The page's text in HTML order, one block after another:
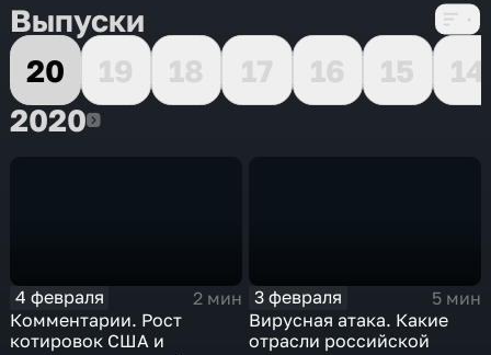
Выпуски
20
19 18 17 16 15
14
20202020
4 февраля
2 мин
Комментарии. Рост
котировок США и
3 февраля
5 мин
Вирусная атака. Какие
отрасли российской